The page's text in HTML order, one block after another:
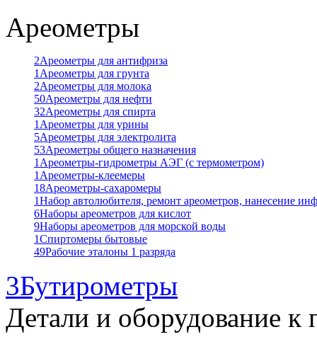
Ареометры
2Ареометры для антифриза
1 Ареометры для грунта
2Ареометры для молока
50Ареометры для нефти
32Ареометры для спирта
1 Ареометры для урины
5Ареометры для электролита
53Ареометры общего назначения
1 Ареометры-гидрометры АЭГ (с термометром)
1 Ареометры-клеемеры
18Ареометры-сахаромеры
1Набор автолюбителя, ремонт ареометров, нанесение
6Наборы ареометров для кислот
9Наборы ареометров для морской воды
1Спиртомеры бытовые
49Рабочие эталоны 1 разряда
3Бутирометры
Детали и оборудование к